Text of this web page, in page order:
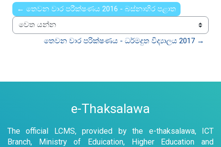
← තෙවන වාර පරීක්ෂණය 2016 - බස්නාහිර පළාත
වෙත යන්න
තෙවන වාර පරික්ෂණය - ධර්මදුත විද්‍යාලය 2017 →
e-Thaksalawa
The official LCMS, provided by the e-thaksalawa, ICT
Branch, Ministry of Eduication, Higher Education and